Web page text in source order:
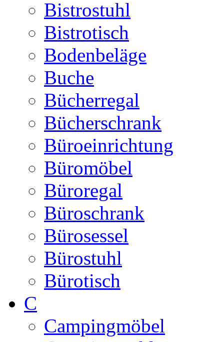
Bistrostuhl
Bistrotisch
Bodenbeläge
Buche
Bücherregal
Bücherschrank
Büroeinrichtung
Büromöbel
Büroregal
Büroschrank
Bürosessel
Bürostuhl
Bürotisch
C
Campingmöbel